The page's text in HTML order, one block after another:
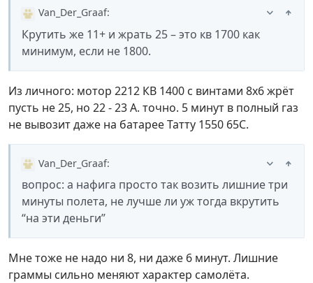
Van_Der_Graaf:
Крутить же 11+ и жрать 25 – это кв 1700 как
минимум, если не 1800.
Из личного: мотор 2212 КВ 1400 с винтами 8х6 жрёт
пусть не 25, но 22 - 23 А. точно. 5 минут в полный газ
не вывозит даже на батарее Татту 1550 65С.
Van_Der_Graaf:
вопрос: а нафига просто так возить лишние три
минуты полета, не лучше ли уж тогда вкрутить
“на эти деньги”
Мне тоже не надо ни 8, ни даже 6 минут. Лишние
граммы сильно меняют характер самолёта.